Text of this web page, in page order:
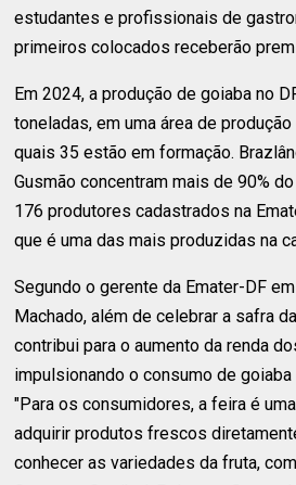
estudantes e profissionais de
primeiros colocados receberão
Em 2024, a produção de goiaba no
toneladas, em uma área de
quais 35 estão em formação.
Gusmão concentram mais de 90%
176 produtores cadastrados na
que é uma das mais produzidas na
Segundo o gerente da Emater-DF
Machado, além de celebrar a safra
contribui para o aumento da renda
impulsionando o consumo de
"Para os consumidores, a feira é
adquirir produtos frescos
conhecer as variedades da fruta,